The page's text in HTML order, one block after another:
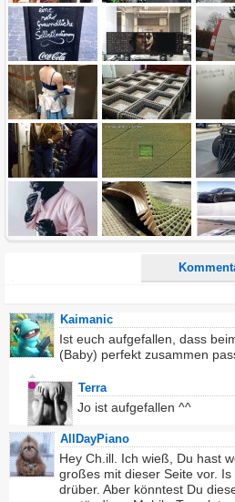
Name:
E-Mail-Adresse (optional):
Kommentar:
Alle HTML-Tags außer <br>, <strike> und <i>
URLs werden automatisch umgewandelt. Bitte
Ich möchte eine E-Mail, wenn zu meinem
Ich möchte eine E-Mail, wenn auf dieser
Kaimanic
Ist euch aufgefallen, dass
(Baby) perfekt zusammen
Terra
Jo ist aufgefallen ^^
AllDayPiano
Hey Ch.ill. Ich wieß, Du hast
großes mit dieser Seite vor.
drüber. Aber könntest Du